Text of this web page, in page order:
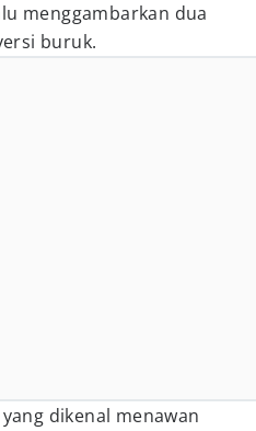
menggambarkan dua
buruk.
dikenal menawan